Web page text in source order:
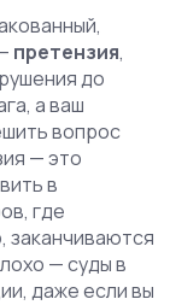
претензия,
до
а ваш
вопрос
— это
в
где
заканчиваются
— суды в
даже если вы